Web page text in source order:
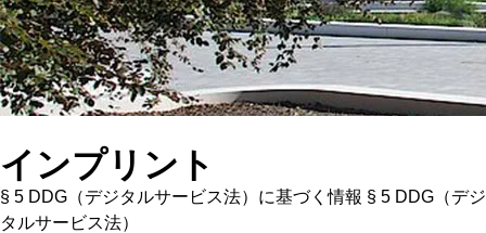
インプリント
§ 5 DDG（デジタルサービス法）に基づく情報 § 5 DDG（デジ
タルサービス法）